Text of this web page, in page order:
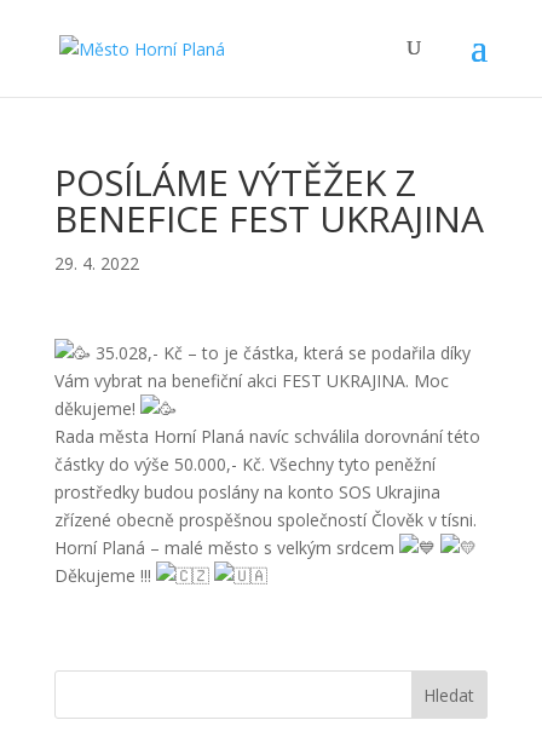
POSÍLÁME VÝTĚŽEK Z
BENEFICE FEST UKRAJINA
29. 4. 2022
35.028,- Kč – to je částka, která se podařila díky
Vám vybrat na benefiční akci FEST UKRAJINA. Moc
děkujeme!
Rada města Horní Planá navíc schválila dorovnání této
částky do výše 50.000,- Kč. Všechny tyto peněžní
prostředky budou poslány na konto SOS Ukrajina
zřízené obecně prospěšnou společností Člověk v tísni.
Horní Planá – malé město s velkým srdcem
Děkujeme !!!